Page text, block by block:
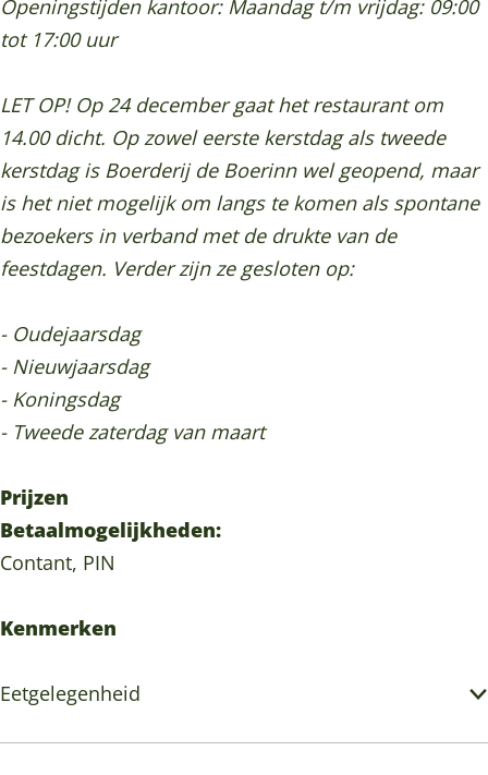
Openingstijden kantoor: Maandag t/m vrijdag: 09:00
tot 17:00 uur
LET OP! Op 24 december gaat het restaurant om
14.00 dicht. Op zowel eerste kerstdag als tweede
kerstdag is Boerderij de Boerinn wel geopend, maar
is het niet mogelijk om langs te komen als spontane
bezoekers in verband met de drukte van de
feestdagen. Verder zijn ze gesloten op:
- Oudejaarsdag
- Nieuwjaarsdag
- Koningsdag
- Tweede zaterdag van maart
Prijzen
Betaalmogelijkheden:
Contant, PIN
Kenmerken
Eetgelegenheid